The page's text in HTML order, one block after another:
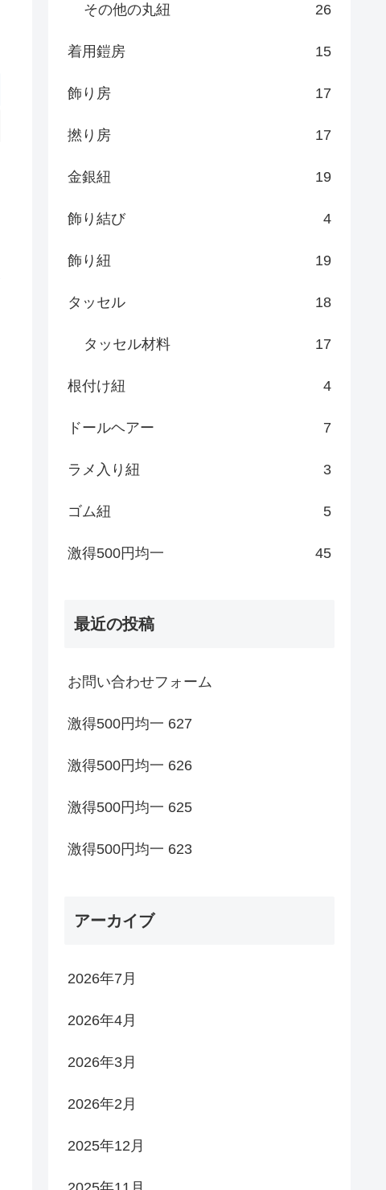
その他の丸紐 26
着用鎧房 15
飾り房 17
撚り房 17
金銀紐 19
飾り結び 4
飾り紐 19
タッセル 18
タッセル材料 17
根付け紐 4
ドールヘアー 7
ラメ入り紐 3
ゴム紐 5
激得500円均一 45
最近の投稿
お問い合わせフォーム
激得500円均一 627
激得500円均一 626
激得500円均一 625
激得500円均一 623
アーカイブ
2026年7月
2026年4月
2026年3月
2026年2月
2025年12月